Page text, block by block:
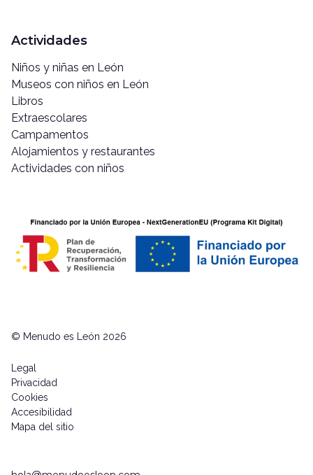
Actividades
Niños y niñas en León
Museos con niños en León
Libros
Extraescolares
Campamentos
Alojamientos y restaurantes
Actividades con niños
© Menudo es León 2026
Legal
Privacidad
Cookies
Accesibilidad
Mapa del sitio